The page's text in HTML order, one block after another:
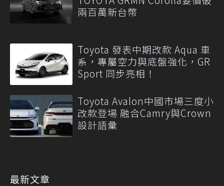
兩百萬新台幣
Toyota 發表中期改款 Aqua 車
系，專屬空力與底盤強化，GR
Sport 同步亮相！
Toyota Avalon中國市場三度小
改款登場 融合Camry與Crown
設計語彙
最新文章